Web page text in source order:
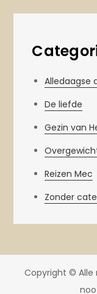
Alledaagse
De liefde
Gezin van
Reizen Mec
Zonder
Copyright ©